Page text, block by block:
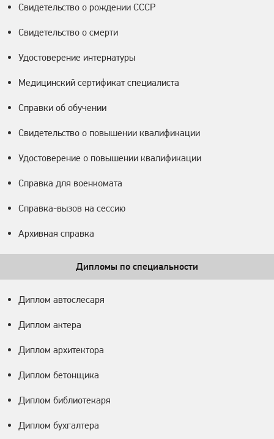
Свидетельство о рождении СССР
Свидетельство о смерти
Удостоверение интернатуры
Медицинский сертификат специалиста
Справки об обучении
Свидетельство о повышении квалификации
Удостоверение о повышении квалификации
Справка для военкомата
Справка-вызов на сессию
Архивная справка
Дипломы по специальности
Диплом автослесаря
Диплом актера
Диплом архитектора
Диплом бетонщика
Диплом библиотекаря
Диплом бухгалтера